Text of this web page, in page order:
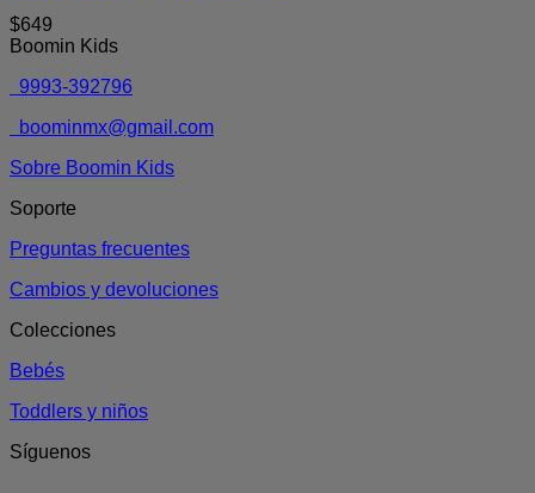
$649
Boomin Kids
9993-392796
boominmx@gmail.com
Sobre Boomin Kids
Soporte
Preguntas frecuentes
Cambios y devoluciones
Colecciones
Bebés
Toddlers y niños
Síguenos